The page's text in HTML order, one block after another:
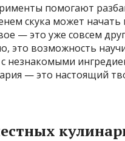
помогают
скука может начать
— это уже совсем
это возможность
незнакомыми
— это настоящий